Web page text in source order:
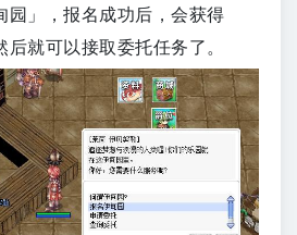
园」，报名成功后，会获得
后就可以接取委托任务了。